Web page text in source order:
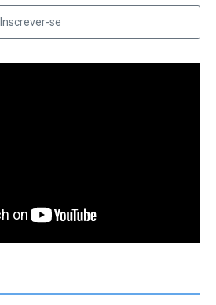
Inscrever-se